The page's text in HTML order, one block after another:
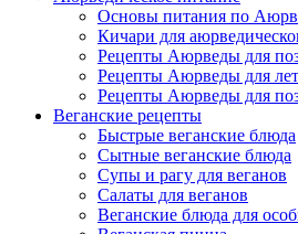
Основы питания по
Кичари для
Рецепты Аюрведы для
Рецепты Аюрведы для
Рецепты Аюрведы для
Веганские рецепты
Быстрые веганские блюда
Сытные веганские блюда
Супы и рагу для веганов
Салаты для веганов
Веганские блюда для